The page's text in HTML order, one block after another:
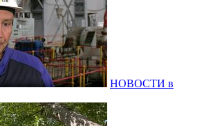
НОВОСТИ в